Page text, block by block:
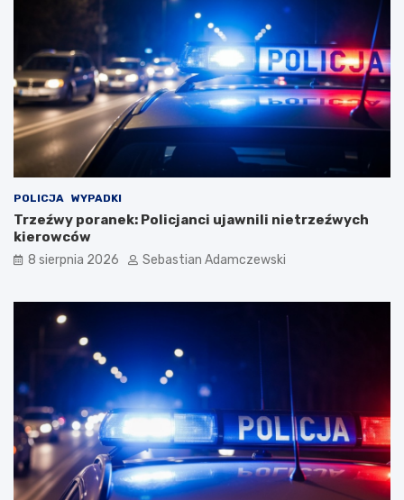
POLICJA WYPADKI
Trzeźwy poranek: Policjanci ujawnili nietrzeźwych
kierowców
8 sierpnia 2026 Sebastian Adamczewski